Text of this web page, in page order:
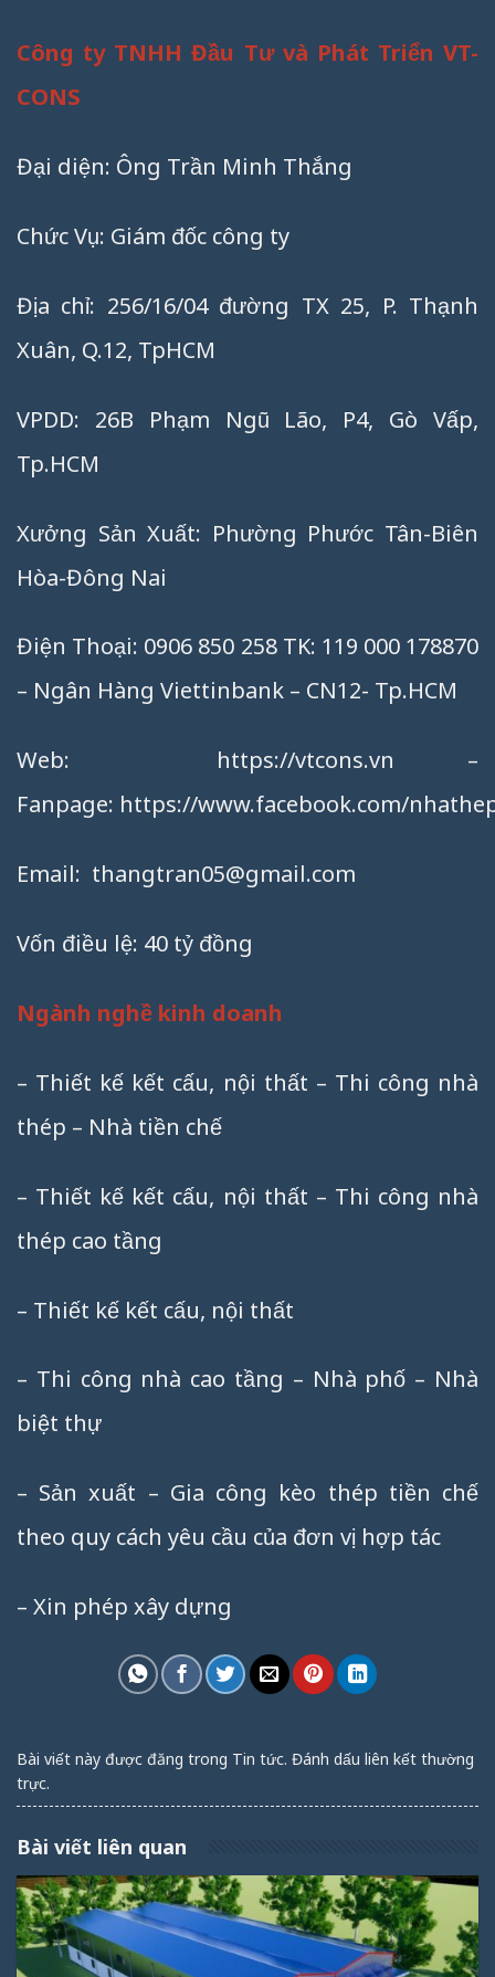
Công ty TNHH Đầu Tư và Phát Triển VT-
CONS
Đại diện: Ông Trần Minh Thắng
Chức Vụ: Giám đốc công ty
Địa chỉ: 256/16/04 đường TX 25, P. Thạnh
Xuân, Q.12, TpHCM
VPDD: 26B Phạm Ngũ Lão, P4, Gò Vấp,
Tp.HCM
Xưởng Sản Xuất: Phường Phước Tân-Biên
Hòa-Đông Nai
Điện Thoại: 0906 850 258 TK: 119 000 178870
– Ngân Hàng Viettinbank – CN12- Tp.HCM
Web: https://vtcons.vn –
Fanpage: https://www.facebook.com/
Email: thangtran05@gmail.com
Vốn điều lệ: 40 tỷ đồng
Ngành nghề kinh doanh
– Thiết kế kết cấu, nội thất – Thi công nhà
thép – Nhà tiền chế
– Thiết kế kết cấu, nội thất – Thi công nhà
thép cao tầng
– Thiết kế kết cấu, nội thất
– Thi công nhà cao tầng – Nhà phố – Nhà
biệt thự
– Sản xuất – Gia công kèo thép tiền chế
theo quy cách yêu cầu của đơn vị hợp tác
– Xin phép xây dựng
Bài viết này được đăng trong Tin tức. Đánh dấu liên kết thường
trực.
Bài viết liên quan